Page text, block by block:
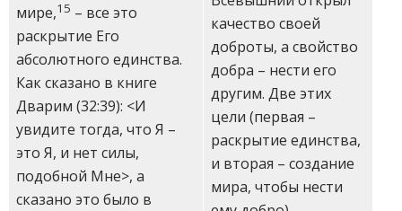
мире,15 – все это
раскрытие Его
абсолютного единства.
Как сказано в книге
Дварим (32:39): <И
увидите тогда, что Я –
это Я, и нет силы,
подобной Мне>, а
сказано это было в
качество своей
доброты, а свойство
добра – нести его
другим. Две этих
цели (первая –
раскрытие единства,
и вторая – создание
мира, чтобы нести